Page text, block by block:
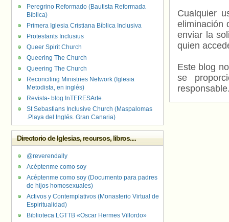
Cualquier
eliminación
enviar la
quien
Este blog
se
Peregrino Reformado (Bautista Reformada
Bíblica)
Primera Iglesia Cristiana Bíblica Inclusiva
Protestants Inclusius
Queer Spirit Church
Queering The Church
Queering The Church
Reconciling Ministries Network (Iglesia
Metodista, en inglés)
Revista- blog InTERESArte.
St Sebastians Inclusive Church (Maspalomas
.Playa del Inglés. Gran Canaria)
Directorio de Iglesias, recursos, libros....
@reverendally
Acéptenme como soy
Acéptenme como soy (Documento para padres
de hijos homosexuales)
Activos y Contemplativos (Monasterio Virtual de
Espiritualidad)
Biblioteca LGTTB «Oscar Hermes Villordo»